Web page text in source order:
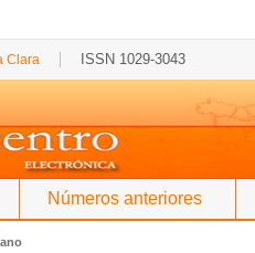
Clara ISSN 1029-3043
Números anteriores